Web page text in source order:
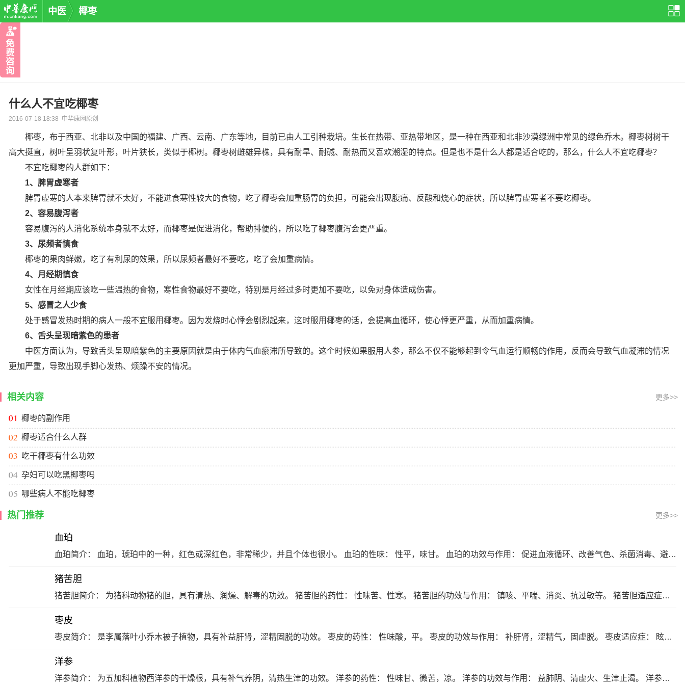
中医 椰枣
什么人不宜吃椰枣
2016-07-18 18:38 中华康网原创
椰枣，布于西亚、北非以及中国的福建、广西、云南、广东等地，目前已由人工引种栽培。生长在热带、亚热带地区，是一种在西亚和北非沙漠绿洲中常见的绿色乔木。椰枣树树干
高大挺直，树叶呈羽状复叶形，叶片狭长，类似于椰树。椰枣树雌雄异株，具有耐旱、耐碱、耐热而又喜欢潮湿的特点。但是也不是什么人都是适合吃的，那么，什么人不宜吃椰枣？
不宜吃椰枣的人群如下：
1、脾胃虚寒者
脾胃虚寒的人本来脾胃就不太好，不能进食寒性较大的食物，吃了椰枣会加重肠胃的负担，可能会出现腹痛、反酸和烧心的症状，所以脾胃虚寒者不要吃椰枣。
2、容易腹泻者
容易腹泻的人消化系统本身就不太好，而椰枣是促进消化，帮助排便的，所以吃了椰枣腹泻会更严重。
3、尿频者慎食
椰枣的果肉鲜嫩，吃了有利尿的效果，所以尿频者最好不要吃，吃了会加重病情。
4、月经期慎食
女性在月经期应该吃一些温热的食物，寒性食物最好不要吃，特别是月经过多时更加不要吃，以免对身体造成伤害。
5、感冒之人少食
处于感冒发热时期的病人一般不宜服用椰枣。因为发烧时心悸会剧烈起来，这时服用椰枣的话，会提高血循环，使心悸更严重，从而加重病情。
6、舌头呈现暗紫色的患者
中医方面认为，导致舌头呈现暗紫色的主要原因就是由于体内气血瘀滞所导致的。这个时候如果服用人参，那么不仅不能够起到令气血运行顺畅的作用，反而会导致气血凝滞的情况
更加严重，导致出现手脚心发热、烦躁不安的情况。
相关内容 更多>>
椰枣的副作用
椰枣适合什么人群
吃干椰枣有什么功效
孕妇可以吃黑椰枣吗
哪些病人不能吃椰枣
热门推荐 更多>>
血珀
血珀简介： 血珀，琥珀中的一种，红色或深红色，非常稀少，并且个体也很小。 血珀的性味： 性平，味甘。 血珀的功效与作用： 促进血液循环、改善气色、杀菌消毒、避免传染病。 血珀适应症： 发烧、肠胃不适、火伤、挫伤。… [详细]
猪苦胆
猪苦胆简介： 为猪科动物猪的胆，具有清热、润燥、解毒的功效。 猪苦胆的药性： 性味苦、性寒。 猪苦胆的功效与作用： 镇咳、平喘、消炎、抗过敏等。 猪苦胆适应症： 热病里热燥渴、便秘、黄疸、百日咳、哮喘、泄泻、痢疾、目赤、喉痹、聤耳、痈肿疔疮。… [详细]
枣皮
枣皮简介： 是李属落叶小乔木被子植物，具有补益肝肾，涩精固脱的功效。 枣皮的药性： 性味酸，平。 枣皮的功效与作用： 补肝肾，涩精气，固虚脱。 枣皮适应症： 眩晕耳鸣、腰膝酸痛、阳痿遗精、遗尿尿频、崩漏带下、大汗虚脱、内热消渴。… [详细]
洋参
洋参简介： 为五加科植物西洋参的干燥根，具有补气养阴，清热生津的功效。 洋参的药性： 性味甘、微苦，凉。 洋参的功效与作用： 益肺阴、清虚火、生津止渴。 洋参适应症： 气虚阴亏、内热、咳喘痰血、虚热烦倦、消渴、口燥咽干。… [详细]